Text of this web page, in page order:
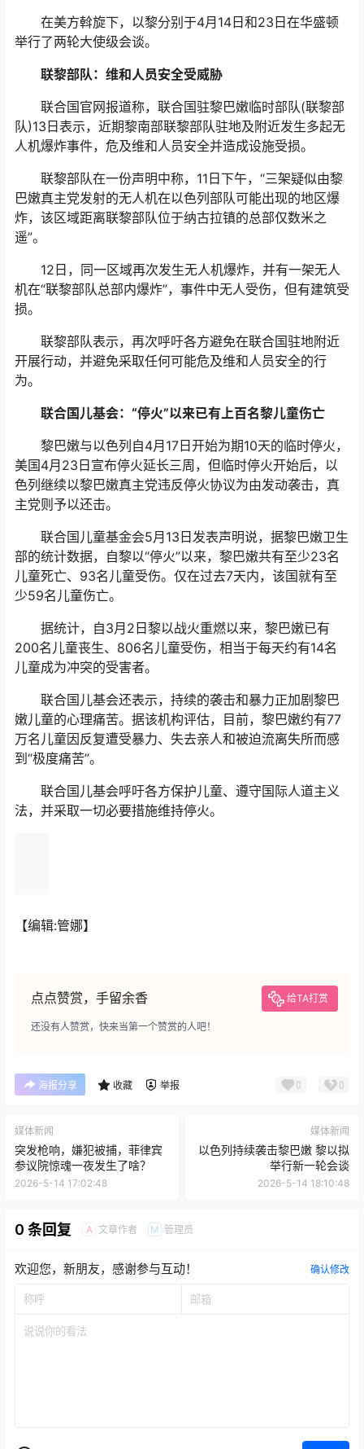
在美方斡旋下，以黎分别于4月14日和23日在华盛顿
举行了两轮大使级会谈。
联黎部队：维和人员安全受威胁
联合国官网报道称，联合国驻黎巴嫩临时部队(联黎部
队)13日表示，近期黎南部联黎部队驻地及附近发生多起无
人机爆炸事件，危及维和人员安全并造成设施受损。
联黎部队在一份声明中称，11日下午，“三架疑似由黎
巴嫩真主党发射的无人机在以色列部队可能出现的地区爆
炸，该区域距离联黎部队位于纳古拉镇的总部仅数米之
遥”。
12日，同一区域再次发生无人机爆炸，并有一架无人
机在“联黎部队总部内爆炸”，事件中无人受伤，但有建筑受
损。
联黎部队表示，再次呼吁各方避免在联合国驻地附近
开展行动，并避免采取任何可能危及维和人员安全的行
为。
联合国儿基会：“停火”以来已有上百名黎儿童伤亡
黎巴嫩与以色列自4月17日开始为期10天的临时停火，
美国4月23日宣布停火延长三周，但临时停火开始后，以
色列继续以黎巴嫩真主党违反停火协议为由发动袭击，真
主党则予以还击。
联合国儿童基金会5月13日发表声明说，据黎巴嫩卫生
部的统计数据，自黎以“停火”以来，黎巴嫩共有至少23名
儿童死亡、93名儿童受伤。仅在过去7天内，该国就有至
少59名儿童伤亡。
据统计，自3月2日黎以战火重燃以来，黎巴嫩已有
200名儿童丧生、806名儿童受伤，相当于每天约有14名
儿童成为冲突的受害者。
联合国儿基会还表示，持续的袭击和暴力正加剧黎巴
嫩儿童的心理痛苦。据该机构评估，目前，黎巴嫩约有77
万名儿童因反复遭受暴力、失去亲人和被迫流离失所而感
到“极度痛苦”。
联合国儿基会呼吁各方保护儿童、遵守国际人道主义
法，并采取一切必要措施维持停火。
【编辑:管娜】
点点赞赏，手留余香 给TA打赏
还没有人赞赏，快来当第一个赞赏的人吧！
海报分享 收藏 举报 0 0
媒体新闻
突发枪响，嫌犯被捕，菲律宾
参议院惊魂一夜发生了啥？
2026-5-14 17:02:48
媒体新闻
以色列持续袭击黎巴嫩 黎以拟
举行新一轮会谈
2026-5-14 18:10:48
0 条回复 A 文章作者 M 管理员
欢迎您，新朋友，感谢参与互动！ 确认修改